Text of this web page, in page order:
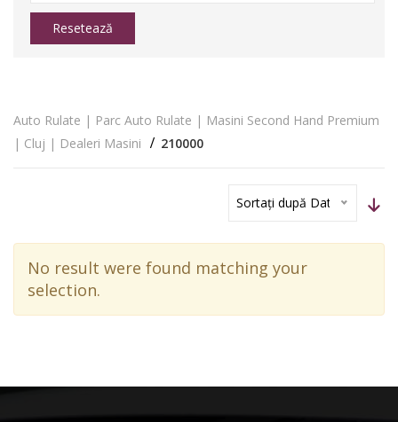
Resetează
Auto Rulate | Parc Auto Rulate | Masini Second Hand Premium
| Cluj | Dealeri Masini
210000
Sortați după Dată
No result were found matching your
selection.